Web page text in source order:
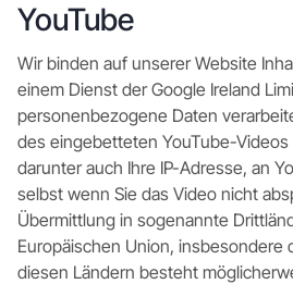
YouTube
Wir binden auf unserer Website
einem Dienst der Google Ireland
personenbezogene Daten
des eingebetteten YouTube-
darunter auch Ihre IP-Adresse, an
selbst wenn Sie das Video nicht
Übermittlung in sogenannte
Europäischen Union, insbesondere
diesen Ländern besteht